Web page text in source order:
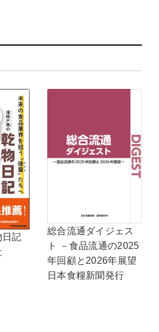
日記
総合流通ダイジェス
ト －食品流通の2025
年回顧と2026年展望
日本食糧新聞発行